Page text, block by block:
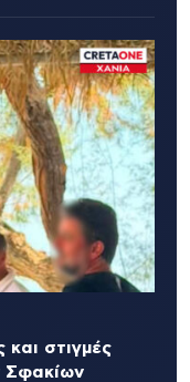
και στιγμές